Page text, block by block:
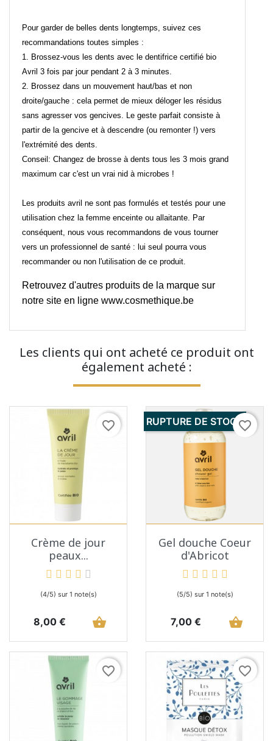
Pour garder de belles dents longtemps, suivez ces
recommandations toutes simples :
1. Brossez-vous les dents avec le dentifrice certifié bio
Avril 3 fois par jour pendant 2 à 3 minutes.
2. Brossez dans un mouvement haut/bas et non
droite/gauche : cela permet de mieux déloger les résidus
sans agresser vos gencives. Le geste parfait consiste à
partir de la gencive et à descendre (ou remonter !) vers
l'extrémité des dents.
Conseil: Changez de brosse à dents tous les 3 mois grand
maximum car c'est un vrai nid à microbes !
Les produits avril ne sont pas formulés et testés pour une
utilisation chez la femme enceinte ou allaitante. Par
conséquent, nous vous recommandons de vous tourner
vers un professionnel de santé : lui seul pourra vous
recommander ou non l'utilisation de ce produit.
Retrouvez d'autres produits de la marque sur
notre site en ligne www.cosmethique.be
Les clients qui ont acheté ce produit ont
également acheté :
favorite_border
Crème de jour
peaux...
(4/5) sur 1 note(s)
Prix
8,00 € shopping_basket
favorite_border
Gel douche Coeur
d'Abricot
(5/5) sur 1 note(s)
Prix
7,00 € shopping_basket
RUPTURE DE STOCK
favorite_border favorite_border